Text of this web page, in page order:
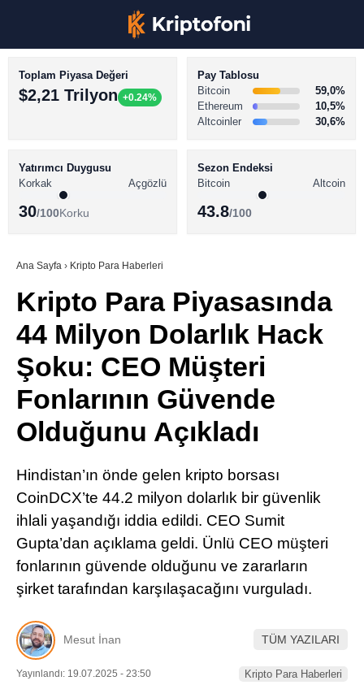
Youtube
TikTok
LinkedIn
Telegram
BİTCOİN HABERLERİ
ALTCOİN HABERLERİ
SÖZLÜK
Toplam Piyasa Değeri
$2,21 Trilyon +0.24%
Pay Tablosu
Bitcoin
59,0%
Ethereum
10,5%
Altcoinler
30,6%
Yatırımcı Duygusu
Korkak
Açgözlü
30/100Korku
Sezon Endeksi
Bitcoin
Altcoin
43.8/100
Ana Sayfa › Kripto Para Haberleri
Kripto Para Piyasasında
44 Milyon Dolarlık Hack
Şoku: CEO Müşteri
Fonlarının Güvende
Olduğunu Açıkladı
Hindistan’ın önde gelen kripto borsası
CoinDCX’te 44.2 milyon dolarlık bir güvenlik
ihlali yaşandığı iddia edildi. CEO Sumit
Gupta’dan açıklama geldi. Ünlü CEO müşteri
fonlarının güvende olduğunu ve zararların
şirket tarafından karşılaşacağını vurguladı.
Mesut İnan TÜM YAZILARI
Yayınlandı: 19.07.2025 - 23:50 Kripto Para Haberleri